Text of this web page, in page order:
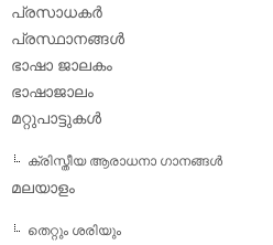
പ്രസാധകര്‍
പ്രസ്ഥാനങ്ങള്‍
ഭാഷാ ജാലകം
ഭാഷാജാലം
മറ്റുപാട്ടുകള്‍
ക്രിസ്തീയ ആരാധനാ ഗാനങ്ങള്‍
മലയാളം
തെറ്റും ശരിയും